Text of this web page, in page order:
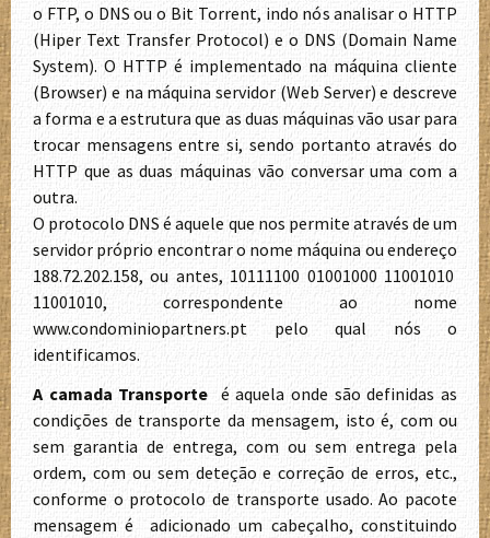
o FTP, o DNS ou o Bit Torrent, indo nós analisar o HTTP
(Hiper Text Transfer Protocol) e o DNS (Domain Name
System). O HTTP é implementado na máquina cliente
(Browser) e na máquina servidor (Web Server) e descreve
a forma e a estrutura que as duas máquinas vão usar para
trocar mensagens entre si, sendo portanto através do
HTTP que as duas máquinas vão conversar uma com a
outra.
O protocolo DNS é aquele que nos permite através de um
servidor próprio encontrar o nome máquina ou endereço
188.72.202.158, ou antes, 10111100 01001000 11001010
11001010, correspondente ao nome
www.condominiopartners.pt pelo qual nós o
identificamos.
A camada Transporte é aquela onde são definidas as
condições de transporte da mensagem, isto é, com ou
sem garantia de entrega, com ou sem entrega pela
ordem, com ou sem deteção e correção de erros, etc.,
conforme o protocolo de transporte usado. Ao pacote
mensagem é adicionado um cabeçalho, constituindo